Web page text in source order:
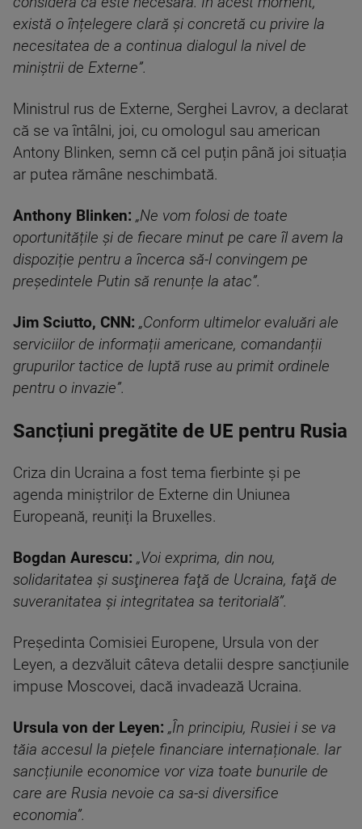
există o înțelegere clară și concretă cu privire la
necesitatea de a continua dialogul la nivel de
miniştrii de Externe”.
Ministrul rus de Externe, Serghei Lavrov, a declarat
că se va întâlni, joi, cu omologul sau american
Antony Blinken, semn că cel puțin până joi situația
ar putea rămâne neschimbată.
Anthony Blinken: „Ne vom folosi de toate
oportunitățile și de fiecare minut pe care îl avem la
dispoziție pentru a încerca să-l convingem pe
președintele Putin să renunțe la atac”.
Jim Sciutto, CNN: „Conform ultimelor evaluări ale
serviciilor de informații americane, comandanții
grupurilor tactice de luptă ruse au primit ordinele
pentru o invazie”.
Sancțiuni pregătite de UE pentru Rusia
Criza din Ucraina a fost tema fierbinte și pe
agenda miniștrilor de Externe din Uniunea
Europeană, reuniți la Bruxelles.
Bogdan Aurescu: „Voi exprima, din nou,
solidaritatea şi susţinerea faţă de Ucraina, faţă de
suveranitatea şi integritatea sa teritorială”.
Președinta Comisiei Europene, Ursula von der
Leyen, a dezvăluit câteva detalii despre sancțiunile
impuse Moscovei, dacă invadează Ucraina.
Ursula von der Leyen: „În principiu, Rusiei i se va
tăia accesul la piețele financiare internaționale. Iar
sancțiunile economice vor viza toate bunurile de
care are Rusia nevoie ca sa-si diversifice
economia”.